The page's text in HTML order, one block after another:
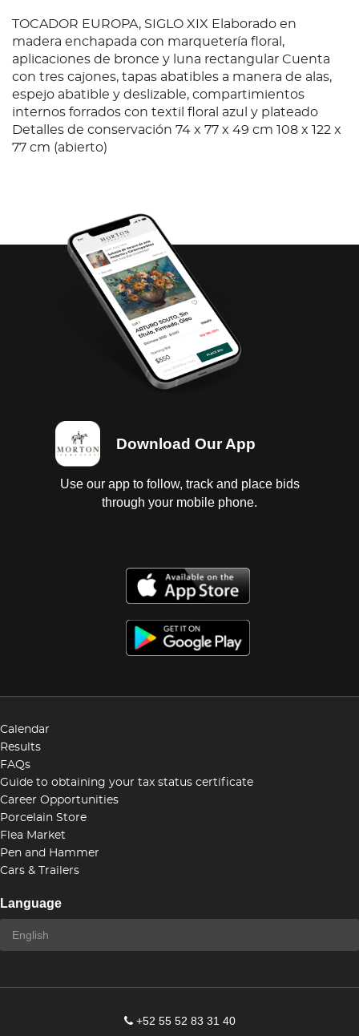
TOCADOR EUROPA, SIGLO XIX Elaborado en
madera enchapada con marquetería floral,
aplicaciones de bronce y luna rectangular Cuenta
con tres cajones, tapas abatibles a manera de alas,
espejo abatible y deslizable, compartimientos
internos forrados con textil floral azul y plateado
Detalles de conservación 74 x 77 x 49 cm 108 x 122 x
77 cm (abierto)
Download Our App
Use our app to follow, track and place bids
through your mobile phone.
Calendar
Results
FAQs
Guide to obtaining your tax status certificate
Career Opportunities
Porcelain Store
Flea Market
Pen and Hammer
Cars & Trailers
Language
+52 55 52 83 31 40